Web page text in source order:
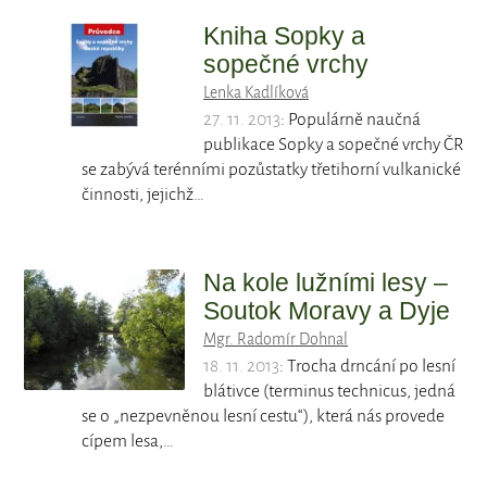
Kniha Sopky a
sopečné vrchy
Lenka Kadlíková
27. 11. 2013: Populárně naučná
publikace Sopky a sopečné vrchy ČR
se zabývá terénními pozůstatky třetihorní vulkanické
činnosti, jejichž…
Na kole lužními lesy –
Soutok Moravy a Dyje
Mgr. Radomír Dohnal
18. 11. 2013: Trocha drncání po lesní
blátivce (terminus technicus, jedná
se o „nezpevněnou lesní cestu“), která nás provede
cípem lesa,…